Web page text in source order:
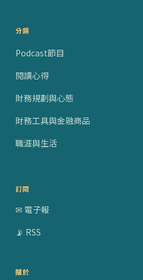
分類
Podcast節目
閱讀心得
財務規劃與心態
財務工具與金融商品
職涯與生活
訂閱
✉ 電子報
📡 RSS
關於